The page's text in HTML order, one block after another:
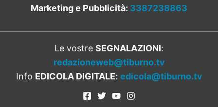
Marketing e Pubblicità: 3387238863
Le vostre SEGNALAZIONI:
redazioneweb@tiburno.tv
Info EDICOLA DIGITALE: edicola@tiburno.tv